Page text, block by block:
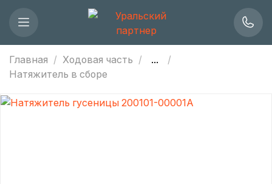
Главная Ходовая часть
...
Натяжитель в сборе